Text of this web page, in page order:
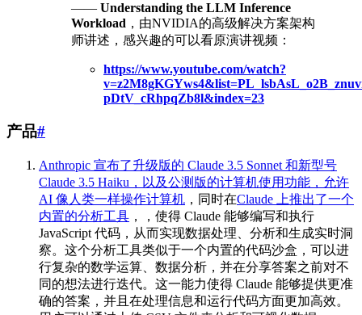
—— Understanding the LLM Inference
Workload ，由NVIDIA的高级解决方案架构
师讲述，感兴趣的可以看原演讲视频：
https://www.youtube.com/watch?
pDtV_cRhpqZb8l&index=23
产品#
Anthropic 宣布了升级版的 Claude 3.5 Sonnet 和新型号
Claude 3.5 Haiku，以及公测版的计算机使用功能，允许
AI 像人类一样操作计算机 ，同时在Claude 上推出了一个
内置的分析工具 ，，使得 Claude 能够编写和执行
JavaScript 代码，从而实现数据处理、分析和生成实时洞
察。这个分析工具类似于一个内置的代码沙盒，可以进
行复杂的数学运算、数据分析，并在分享答案之前对不
同的想法进行迭代。这一能力使得 Claude 能够提供更准
确的答案，并且在处理信息和运行代码方面更加高效。